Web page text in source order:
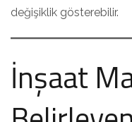
değişiklik gösterebilir.
İnşaat